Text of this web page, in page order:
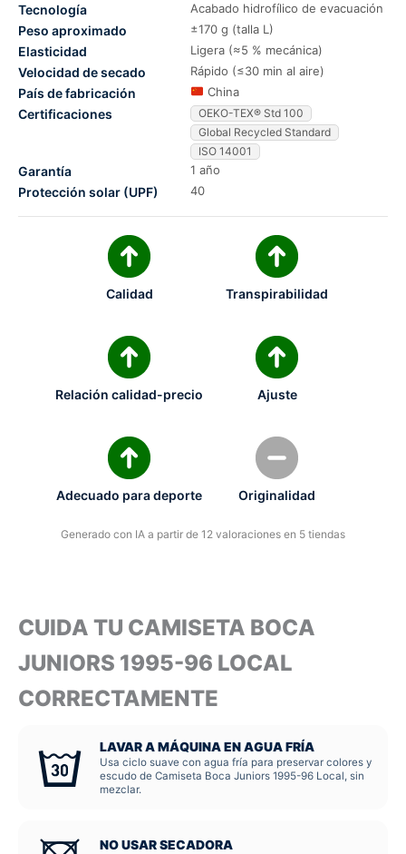
Tecnología Acabado hidrofílico de evacuación
Peso aproximado ±170 g (talla L)
Elasticidad Ligera (≈5 % mecánica)
Velocidad de secado Rápido (≤30 min al aire)
País de fabricación China
Certificaciones
OEKO-TEX® Std 100
Global Recycled Standard
ISO 14001
Garantía 1 año
Protección solar (UPF) 40
Calidad Transpirabilidad
Relación calidad-precio Ajuste
Adecuado para deporte Originalidad
Generado con IA a partir de 12 valoraciones en 5 tiendas
CUIDA TU CAMISETA BOCA
JUNIORS 1995-96 LOCAL
CORRECTAMENTE
LAVAR A MÁQUINA EN AGUA FRÍA
Usa ciclo suave con agua fría para preservar colores y
escudo de Camiseta Boca Juniors 1995-96 Local, sin
mezclar.
NO USAR SECADORA